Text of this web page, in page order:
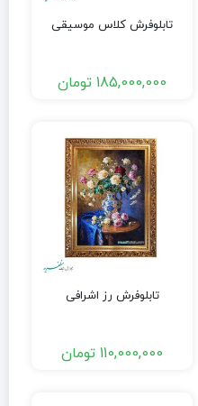
تابلوفرش کلاس موسیقی
185,000,000 تومان
تابلوفرش رز اشرافی
110,000,000 تومان